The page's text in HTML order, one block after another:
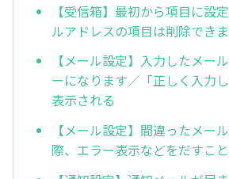
【受信箱】最初から項目に設
ルアドレスの項目は削除でき
【メール設定】入力したメー
ーになります／「正しく入力
表示される
【メール設定】間違ったメー
際、エラー表示などをだすこ